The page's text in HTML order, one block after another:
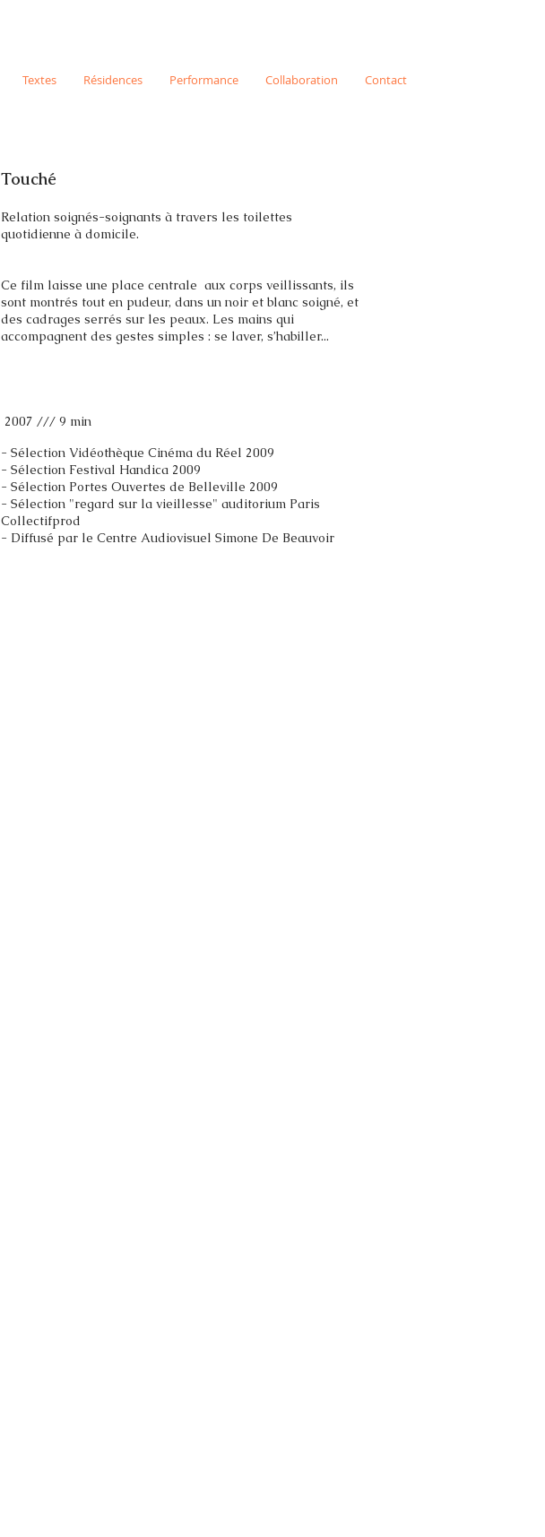
Textes Résidences Performance Collaboration Contact
Touché
Relation soignés-soignants à travers les toilettes
quotidienne à domicile.
Ce film laisse une place centrale aux corps veillissants, ils
sont montrés tout en pudeur, dans un noir et blanc soigné, et
des cadrages serrés sur les peaux. Les mains qui
accompagnent des gestes simples : se laver, s’habiller...
2007 /// 9 min
- Sélection Vidéothèque Cinéma du Réel 2009
- Sélection Festival Handica 2009
- Sélection Portes Ouvertes de Belleville 2009
- Sélection "regard sur la vieillesse" auditorium Paris
Collectifprod
- Diffusé par le Centre Audiovisuel Simone De Beauvoir